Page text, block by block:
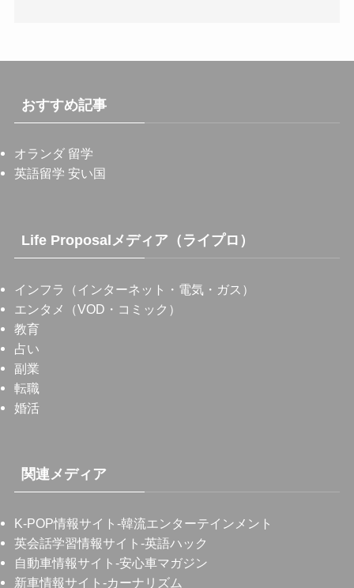
おすすめ記事
オランダ 留学
英語留学 安い国
Life Proposalメディア（ライプロ）
インフラ（インターネット・電気・ガス）
エンタメ（VOD・コミック）
教育
占い
副業
転職
婚活
関連メディア
K-POP情報サイト -韓流エンターテインメント
英会話学習情報サイト -英語ハック
自動車情報サイト -安心車マガジン
新車情報サイト -カーナリズム